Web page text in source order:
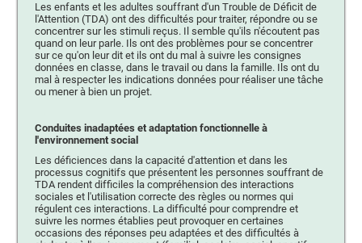
Les enfants et les adultes souffrant d'un Trouble de Déficit de
l'Attention (TDA) ont des difficultés pour traiter, répondre ou se
concentrer sur les stimuli reçus. Il semble qu'ils n'écoutent pas
quand on leur parle. Ils ont des problèmes pour se concentrer
sur ce qu'on leur dit et ils ont du mal à suivre les consignes
données en classe, dans le travail ou dans la famille. Ils ont du
mal à respecter les indications données pour réaliser une tâche
ou mener à bien un projet.
Conduites inadaptées et adaptation fonctionnelle à
l'environnement social
Les déficiences dans la capacité d'attention et dans les
processus cognitifs que présentent les personnes souffrant de
TDA rendent difficiles la compréhension des interactions
sociales et l'utilisation correcte des règles ou normes qui
régulent ces interactions. La difficulté pour comprendre et
suivre les normes établies peut provoquer en certaines
occasions des réponses peu adaptées et des difficultés à